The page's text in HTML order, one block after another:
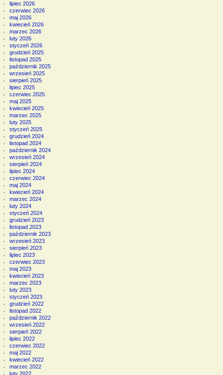
lipiec 2026
czerwiec 2026
maj 2026
kwiecień 2026
marzec 2026
luty 2026
styczeń 2026
grudzień 2025
listopad 2025
październik 2025
wrzesień 2025
sierpień 2025
lipiec 2025
czerwiec 2025
maj 2025
kwiecień 2025
marzec 2025
luty 2025
styczeń 2025
grudzień 2024
listopad 2024
październik 2024
wrzesień 2024
sierpień 2024
lipiec 2024
czerwiec 2024
maj 2024
kwiecień 2024
marzec 2024
luty 2024
styczeń 2024
grudzień 2023
listopad 2023
październik 2023
wrzesień 2023
sierpień 2023
lipiec 2023
czerwiec 2023
maj 2023
kwiecień 2023
marzec 2023
luty 2023
styczeń 2023
grudzień 2022
listopad 2022
październik 2022
wrzesień 2022
sierpień 2022
lipiec 2022
czerwiec 2022
maj 2022
kwiecień 2022
marzec 2022
luty 2022